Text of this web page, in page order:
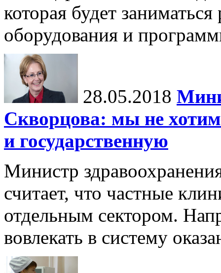
которая будет
оборудования и
28.05.2018
Скворцова: мы не
и государственную
Министр
считает, что частные
отдельным сектором.
вовлекать в систему